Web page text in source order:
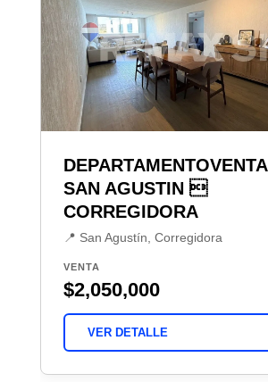
DEPARTAMENTOVENTA
SAN AGUSTIN 
CORREGIDORA
📍 San Agustín, Corregidora
VENTA
$2,050,000
VER DETALLE